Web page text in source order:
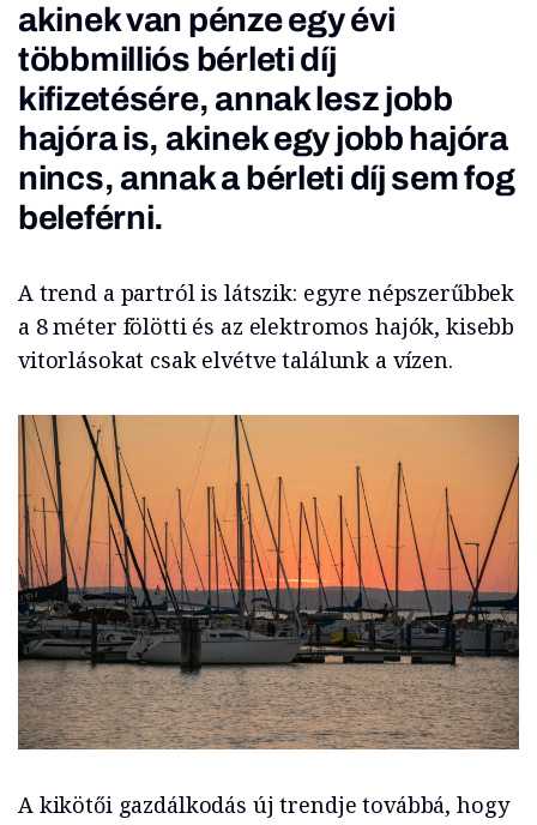
akinek van pénze egy évi
többmilliós bérleti díj
kifizetésére, annak lesz jobb
hajóra is, akinek egy jobb hajóra
nincs, annak a bérleti díj sem fog
beleférni.
A trend a partról is látszik: egyre népszerűbbek
a 8 méter fölötti és az elektromos hajók, kisebb
vitorlásokat csak elvétve találunk a vízen.
A kikötői gazdálkodás új trendje továbbá, hogy